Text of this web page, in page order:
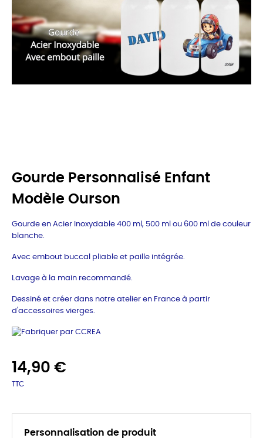
Gourde Personnalisé Enfant
Modèle Ourson
Gourde en Acier Inoxydable 400 ml, 500 ml ou 600 ml de couleur
blanche.
Avec embout buccal pliable et paille intégrée.
Lavage à la main recommandé.
Dessiné et créer dans notre atelier en France à partir
d'accessoires vierges.
14,90 €
TTC
Personnalisation de produit